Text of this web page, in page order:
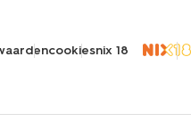
cookiesnix 18